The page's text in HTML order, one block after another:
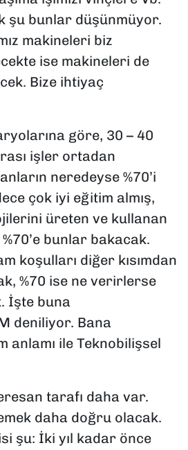
şu bunlar düşünmüyor.
makineleri biz
ise makineleri de
Bize ihtiyaç
göre, 30 – 40
işler ortadan
neredeyse %70’i
çok iyi eğitim almış,
üreten ve kullanan
bunlar bakacak.
koşulları diğer kısımdan
%70 ise ne verirlerse
İşte buna
deniliyor. Bana
anlamı ile Teknobilişsel
tarafı daha var.
daha doğru olacak.
şu: İki yıl kadar önce